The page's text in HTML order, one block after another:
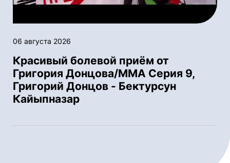
06 августа 2026
Красивый болевой приём от
Григория Донцова/ММА Серия 9,
Григорий Донцов - Бектурсун
Кайыпназар